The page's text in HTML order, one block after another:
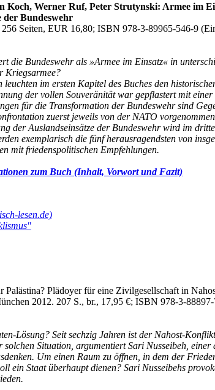
Werner Ruf, Peter Strutynski: Armee im
der Bundeswehr
Seiten, EUR 16,80; ISBN 978-3-89965-546-9
die Bundeswehr als »Armee im Einsatz« in
Kriegsarmee?
im ersten Kapitel des Buches den
der vollen Souveränität war gepflastert mit
für die Transformation der Bundeswehr sind
zuerst jeweils von der NATO
der Auslandseinsätze der Bundeswehr wird im
exemplarisch die fünf herausragendsten von
mit friedenspolitischen Empfehlungen.
zum Buch (Inhalt, Vorwort und Fazit)
lesen.de)
Palästina? Plädoyer für eine Zivilgesellschaft in
2012. 207 S., br., 17,95 €; ISBN 978-3-
Lösung? Seit sechzig Jahren ist der Nahost-
Situation, argumentiert Sari Nusseibeh,
Um einen Raum zu öffnen, in dem der
ein Staat überhaupt dienen? Sari Nusseibehs